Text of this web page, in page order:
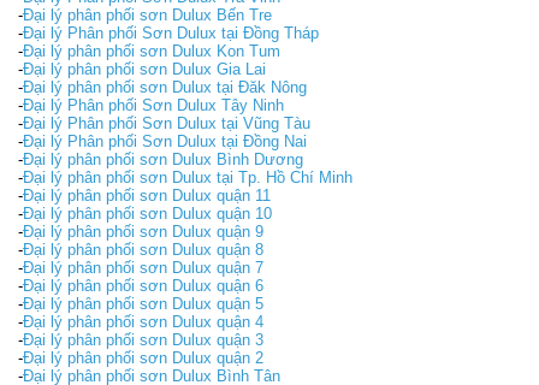
-Đại lý phân phối sơn Dulux Bến Tre
-Đại lý Phân phối Sơn Dulux tại Đồng Tháp
-Đại lý phân phối sơn Dulux Kon Tum
-Đại lý phân phối sơn Dulux Gia Lai
-Đại lý phân phối sơn Dulux tại Đăk Nông
-Đại lý Phân phối Sơn Dulux Tây Ninh
-Đại lý Phân phối Sơn Dulux tại Vũng Tàu
-Đại lý Phân phối Sơn Dulux tại Đồng Nai
-Đại lý phân phối sơn Dulux Bình Dương
-Đại lý phân phối sơn Dulux tại Tp. Hồ Chí Minh
-Đại lý phân phối sơn Dulux quận 11
-Đại lý phân phối sơn Dulux quận 10
-Đại lý phân phối sơn Dulux quận 9
-Đại lý phân phối sơn Dulux quận 8
-Đại lý phân phối sơn Dulux quận 7
-Đại lý phân phối sơn Dulux quận 6
-Đại lý phân phối sơn Dulux quận 5
-Đại lý phân phối sơn Dulux quận 4
-Đại lý phân phối sơn Dulux quận 3
-Đại lý phân phối sơn Dulux quận 2
-Đại lý phân phối sơn Dulux Bình Tân